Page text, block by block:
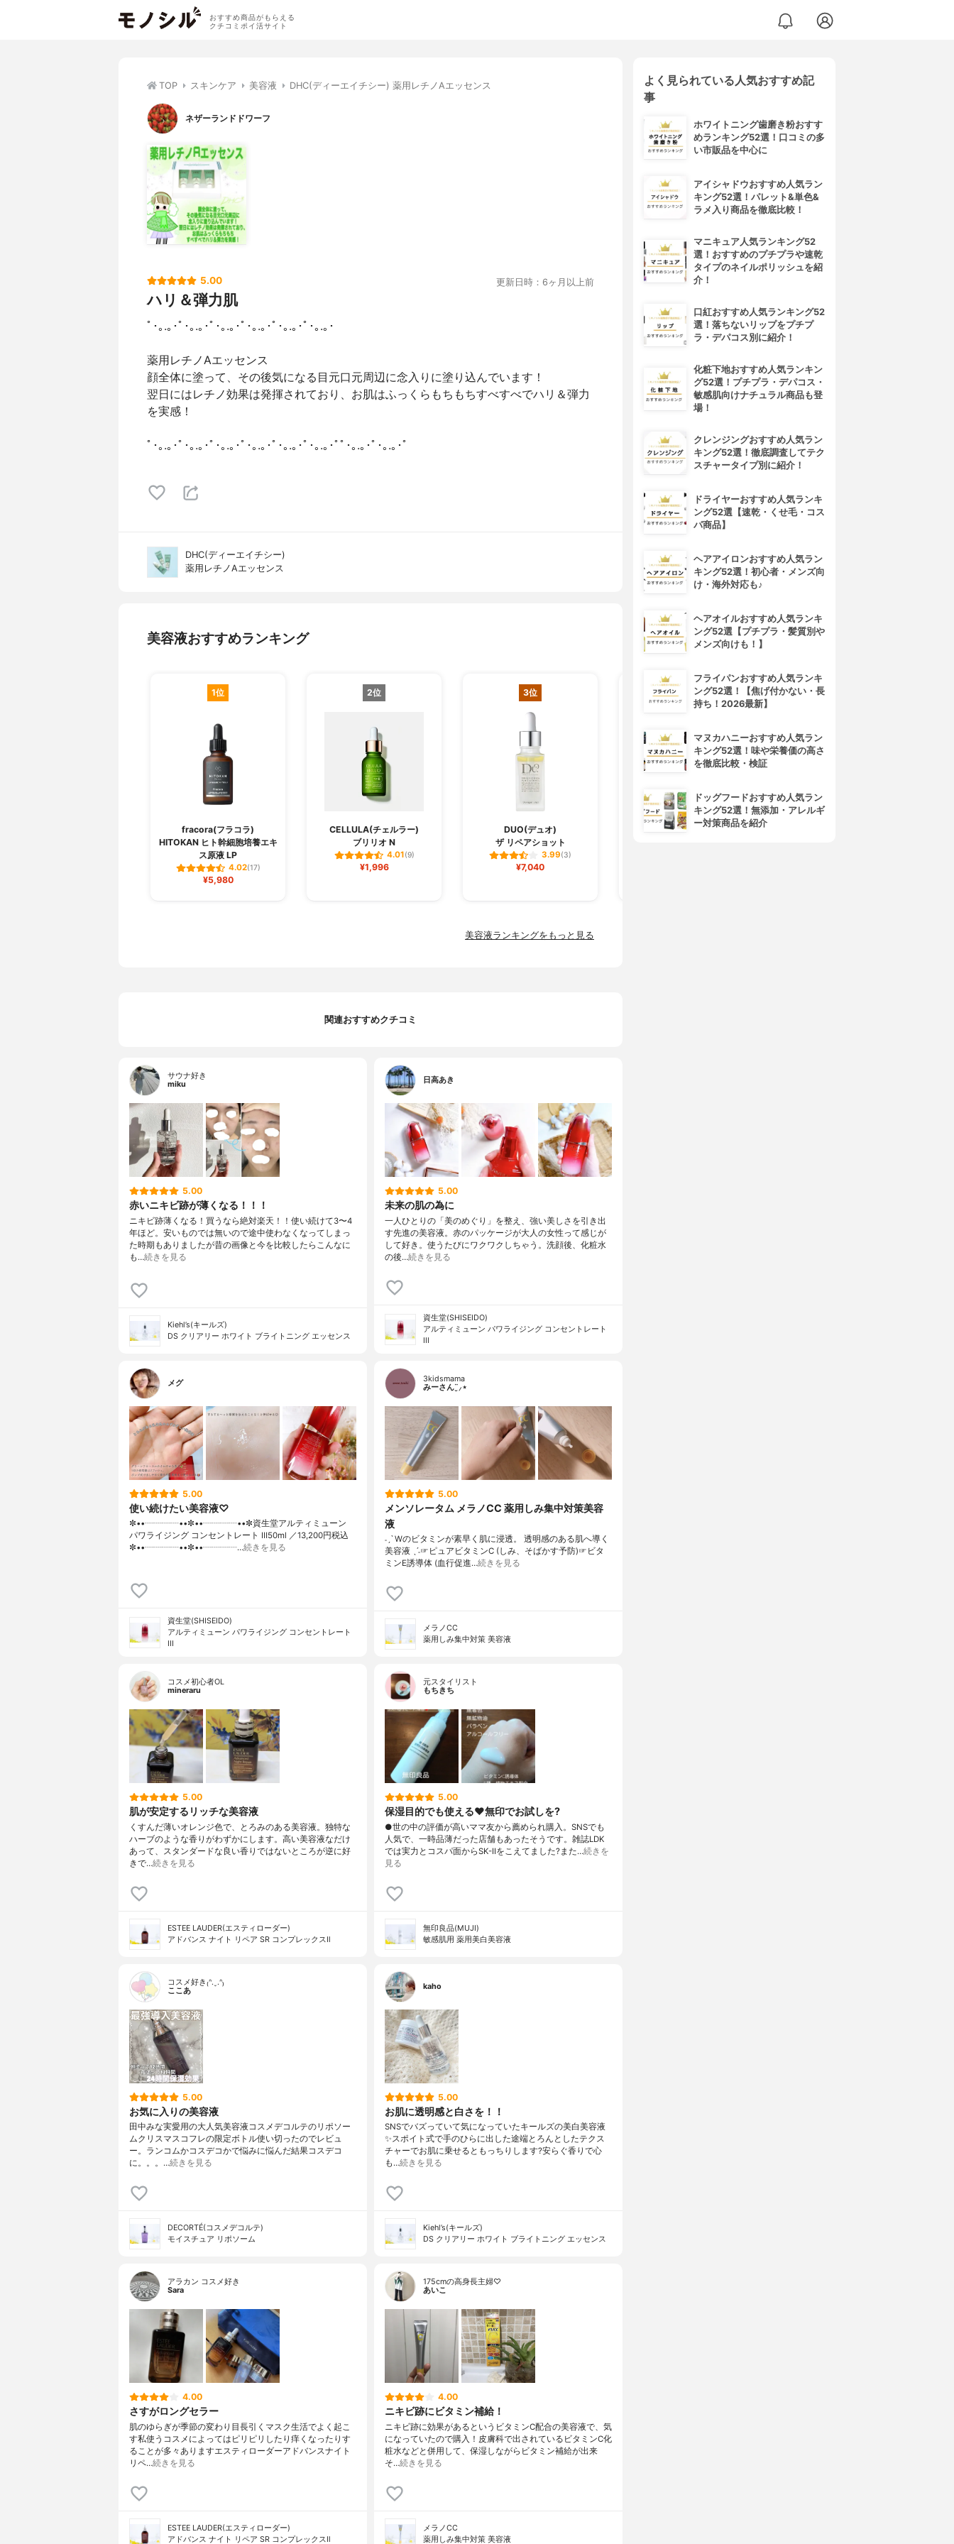
おすすめ商品がもらえる
クチコミポイ活サイト
TOP スキンケア 美容液 DHC(ディーエイチシー) 薬用レチノAエッセンス
ネザーランドドワーフ
5.00 更新日時：6ヶ月以上前
ハリ＆弾力肌
ﾟ･｡.｡･ﾟ･｡.｡･ﾟ･｡.｡･ﾟ･｡.｡･ﾟ･｡.｡･ﾟ･｡.｡･
薬用レチノAエッセンス
顔全体に塗って、その後気になる目元口元周辺に念入りに塗り込んでいます！
翌日にはレチノ効果は発揮されており、お肌はふっくらもちもちすべすべでハリ＆弾力
を実感！
ﾟ･｡.｡･ﾟ･｡.｡･ﾟ･｡.｡･ﾟ･｡.｡･ﾟ･｡.｡･ﾟ･｡.｡･ﾟﾟ･｡.｡･ﾟ･｡.｡･ﾟ
DHC(ディーエイチシー)
薬用レチノAエッセンス
美容液おすすめランキング
1位
fracora(フラコラ)
HITOKAN ヒト幹細胞培養エキ
ス原液 LP
4.02(17)
¥5,980
2位
CELLULA(チェルラー)
ブリリオ N
4.01(9)
¥1,996
3位
DUO(デュオ)
ザ リペアショット
3.99(3)
¥7,040
フレイスラボ
美容液ランキングをもっと見る
関連おすすめクチコミ
サウナ好き
miku
5.00
赤いニキビ跡が薄くなる！！！
ニキビ跡薄くなる！買うなら絶対楽天！！使い続けて3〜4
年ほど。安いものでは無いので途中使わなくなってしまっ
た時期もありましたが昔の画像と今を比較したらこんなに
も…続きを見る
Kiehl’s(キールズ)
DS クリアリー ホワイト ブライトニング エッセンス
日高あき
5.00
未来の肌の為に
一人ひとりの「美のめぐり」を整え、強い美しさを引き出
す先進の美容液。赤のパッケージが大人の女性って感じが
して好き。使うたびにワクワクしちゃう。洗顔後、化粧水
の後…続きを見る
資生堂(SHISEIDO)
アルティミューン パワライジング コンセントレート
III
メグ
5.00
使い続けたい美容液♡
✼••┈┈┈┈••✼••┈┈┈┈••✼資生堂アルティミューン
パワライジング コンセントレート Ⅲ50ml ／13,200円税込
✼••┈┈┈┈••✼••┈┈┈┈…続きを見る
資生堂(SHISEIDO)
アルティミューン パワライジング コンセントレート
III
3kidsmama
みーさん¨̮⸝⋆
5.00
メンソレータム メラノCC 薬用しみ集中対策美容
液
˗ˏˋ Wのビタミンが素早く肌に浸透。 透明感のある肌へ導く
美容液 ˎˊ˗☞ピュアビタミンC (しみ、そばかす予防)☞ビタ
ミンE誘導体 (血行促進…続きを見る
メラノCC
薬用しみ集中対策 美容液
コスメ初心者OL
mineraru
5.00
肌が安定するリッチな美容液
くすんだ薄いオレンジ色で、とろみのある美容液。独特な
ハーブのような香りがわずかにします。高い美容液なだけ
あって、スタンダードな良い香りではないところが逆に好
きで…続きを見る
ESTEE LAUDER(エスティローダー)
アドバンス ナイト リペア SR コンプレックスⅡ
元スタイリスト
もちきち
5.00
保湿目的でも使える♥️無印でお試しを?
●世の中の評価が高いママ友から薦められ購入。SNSでも
人気で、一時品薄だった店舗もあったそうです。雑誌LDK
では実力とコスパ面からSK-IIをこえてました?また…続きを
見る
無印良品(MUJI)
敏感肌用 薬用美白美容液
コスメ好き₍ᐢ.ˬ.ᐢ₎
ここあ
5.00
お気に入りの美容液
田中みな実愛用の大人気美容液コスメデコルテのリポソー
ムクリスマスコフレの限定ボトル使い切ったのでレビュ
ー。ランコムかコスデコかで悩みに悩んだ結果コスデコ
に。。。…続きを見る
DECORTÉ(コスメデコルテ)
モイスチュア リポソーム
kaho
5.00
お肌に透明感と白さを！！
SNSでバズっていて気になっていたキールズの美白美容液
✨スポイト式で手のひらに出した途端とろんとしたテクス
チャーでお肌に乗せるともっちりします?安らぐ香りで心
も…続きを見る
Kiehl’s(キールズ)
DS クリアリー ホワイト ブライトニング エッセンス
アラカン コスメ好き
Sara
4.00
さすがロングセラー
肌のゆらぎが季節の変わり目長引くマスク生活でよく起こ
す私使うコスメによってはピリピリしたり痒くなったりす
ることが多々ありますエスティローダーアドバンスナイト
リペ…続きを見る
ESTEE LAUDER(エスティローダー)
アドバンス ナイト リペア SR コンプレックスⅡ
175cmの高身長主婦♡
あいこ
4.00
ニキビ跡にビタミン補給！
ニキビ跡に効果があるというビタミンC配合の美容液で、気
になっていたので購入！皮膚科で出されているビタミンC化
粧水などと併用して、保湿しながらビタミン補給が出来
そ…続きを見る
メラノCC
薬用しみ集中対策 美容液
よく見られている人気おすすめ記
事
ホワイトニング歯磨き粉おすす
めランキング52選！口コミの多
い市販品を中心に
アイシャドウおすすめ人気ラン
キング52選！パレット&単色&
ラメ入り商品を徹底比較！
マニキュア人気ランキング52
選！おすすめのプチプラや速乾
タイプのネイルポリッシュを紹
介！
口紅おすすめ人気ランキング52
選！落ちないリップをプチプ
ラ・デパコス別に紹介！
化粧下地おすすめ人気ランキン
グ52選！プチプラ・デパコス・
敏感肌向けナチュラル商品も登
場！
クレンジングおすすめ人気ラン
キング52選！徹底調査してテク
スチャータイプ別に紹介！
ドライヤーおすすめ人気ランキ
ング52選【速乾・くせ毛・コス
パ商品】
ヘアアイロンおすすめ人気ラン
キング52選！初心者・メンズ向
け・海外対応も♪
ヘアオイルおすすめ人気ランキ
ング52選【プチプラ・髪質別や
メンズ向けも！】
フライパンおすすめ人気ランキ
ング52選！【焦げ付かない・長
持ち！2026最新】
マヌカハニーおすすめ人気ラン
キング52選！味や栄養価の高さ
を徹底比較・検証
ドッグフードおすすめ人気ラン
キング52選！無添加・アレルギ
ー対策商品を紹介